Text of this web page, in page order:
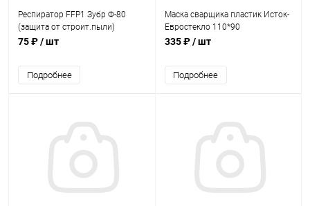
Респиратор FFP1 Зубр Ф-80
(защита от строит.пыли)
75 ₽/ шт
Подробнее
Маска сварщика пластик Исток-
Евростекло 110*90
335 ₽/ шт
Подробнее